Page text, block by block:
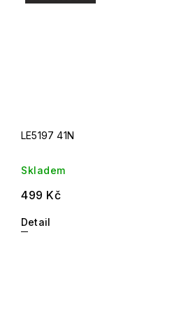
LE5197 41N
Skladem
499 Kč
Detail